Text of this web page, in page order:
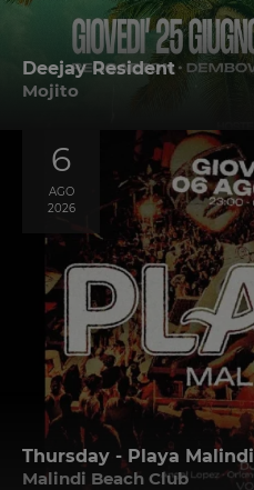
Deejay Resident
Mojito
6
AGO
2026
Thursday - Playa Malindi
Malindi Beach Club